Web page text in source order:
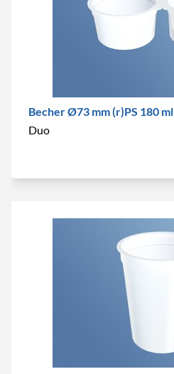
Becher Ø73 mm (r)PS 180 ml
Duo